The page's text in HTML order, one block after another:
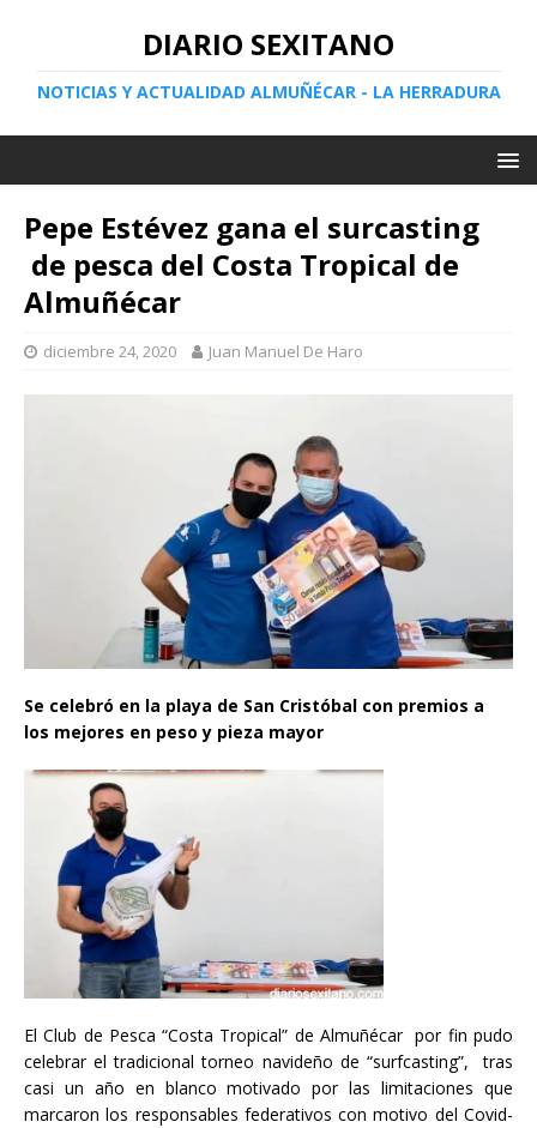
DIARIO SEXITANO
NOTICIAS Y ACTUALIDAD ALMUÑÉCAR - LA HERRADURA
Pepe Estévez gana el surcasting
de pesca del Costa Tropical de
Almuñécar
diciembre 24, 2020 Juan Manuel De Haro
Se celebró en la playa de San Cristóbal con premios a
los mejores en peso y pieza mayor
El Club de Pesca “Costa Tropical” de Almuñécar por fin pudo
celebrar el tradicional torneo navideño de “surfcasting”, tras
casi un año en blanco motivado por las limitaciones que
marcaron los responsables federativos con motivo del Covid-